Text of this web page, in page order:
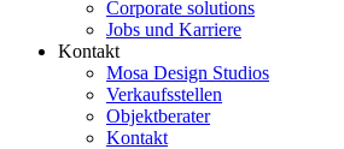
Corporate solutions
Jobs und Karriere
Kontakt
Mosa Design Studios
Verkaufsstellen
Objektberater
Kontakt